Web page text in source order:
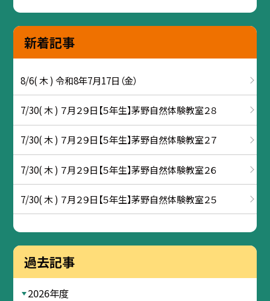
新着記事
8/6( 木 ) 令和8年7月17日（金）
7/30( 木 ) ７月２９日【５年生】茅野自然体験教室２８
7/30( 木 ) ７月２９日【５年生】茅野自然体験教室２７
7/30( 木 ) ７月２９日【５年生】茅野自然体験教室２６
7/30( 木 ) ７月２９日【５年生】茅野自然体験教室２５
過去記事
2026年度